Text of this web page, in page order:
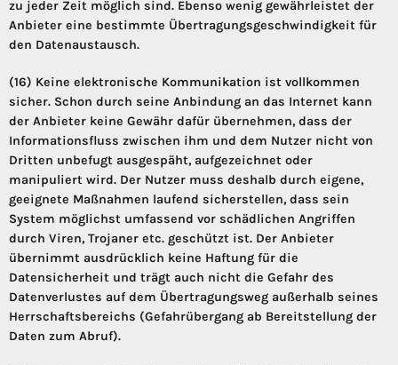
zu jeder Zeit möglich sind. Ebenso wenig gewährleistet der
Anbieter eine bestimmte Übertragungsgeschwindigkeit für
den Datenaustausch.
(16) Keine elektronische Kommunikation ist vollkommen
sicher. Schon durch seine Anbindung an das Internet kann
der Anbieter keine Gewähr dafür übernehmen, dass der
Informationsfluss zwischen ihm und dem Nutzer nicht von
Dritten unbefugt ausgespäht, aufgezeichnet oder
manipuliert wird. Der Nutzer muss deshalb durch eigene,
geeignete Maßnahmen laufend sicherstellen, dass sein
System möglichst umfassend vor schädlichen Angriffen
durch Viren, Trojaner etc. geschützt ist. Der Anbieter
übernimmt ausdrücklich keine Haftung für die
Datensicherheit und trägt auch nicht die Gefahr des
Datenverlustes auf dem Übertragungsweg außerhalb seines
Herrschaftsbereichs (Gefahrübergang ab Bereitstellung der
Daten zum Abruf).